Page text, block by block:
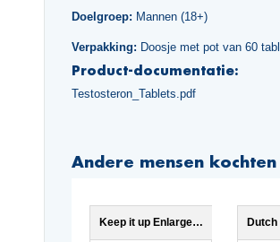
Doelgroep: Mannen (18+)
Verpakking: Doosje met pot van 60
Product-documentatie:
Testosteron_Tablets.pdf
Andere mensen
Keep it up Enlargement 3x Dutch